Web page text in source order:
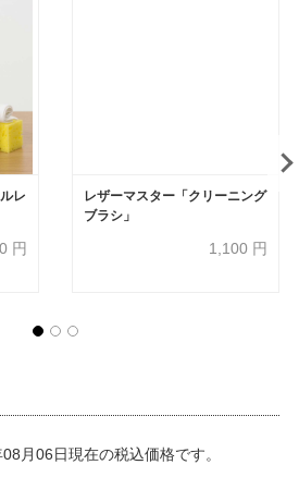
レ
円
レザーマスター「クリーニング
ブラシ」
1,100 円
月06日現在の税込価格です。